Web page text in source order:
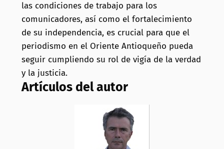
las condiciones de trabajo para los
comunicadores, así como el fortalecimiento
de su independencia, es crucial para que el
periodismo en el Oriente Antioqueño pueda
seguir cumpliendo su rol de vigía de la verdad
y la justicia.
Artículos del autor